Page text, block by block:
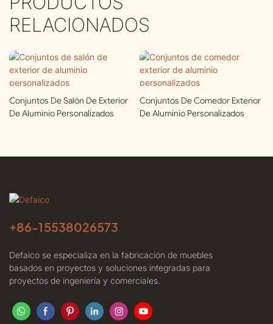
RELACIONADOS
Conjuntos De Salón De Exterior
De Aluminio Personalizados
Conjuntos De Comedor Exterior
De Aluminio Personalizados
+86-15538026573
Defaico se especializa en la fabricación de muebles
basados ​​en proyectos y soluciones integradas para
proyectos de ingeniería y comerciales.